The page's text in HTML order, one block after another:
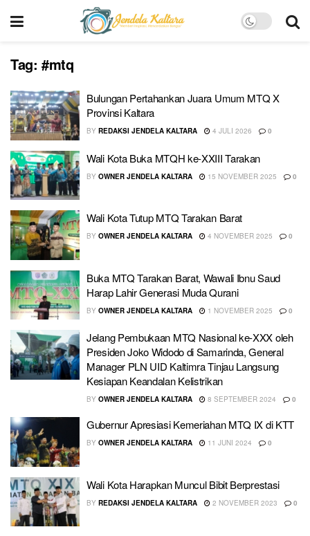
Tag: #mtq
Bulungan Pertahankan Juara Umum MTQ X
Provinsi Kaltara
BY REDAKSI JENDELA KALTARA 4 JULI 2026 0
Wali Kota Buka MTQH ke-XXIII Tarakan
BY OWNER JENDELA KALTARA 15 NOVEMBER 2025 0
Wali Kota Tutup MTQ Tarakan Barat
BY OWNER JENDELA KALTARA 4 NOVEMBER 2025 0
Buka MTQ Tarakan Barat, Wawali Ibnu Saud
Harap Lahir Generasi Muda Qurani
BY OWNER JENDELA KALTARA 1 NOVEMBER 2025 0
Jelang Pembukaan MTQ Nasional ke-XXX oleh
Presiden Joko Widodo di Samarinda, General
Manager PLN UID Kaltimra Tinjau Langsung
Kesiapan Keandalan Kelistrikan
BY OWNER JENDELA KALTARA 8 SEPTEMBER 2024 0
Gubernur Apresiasi Kemeriahan MTQ IX di KTT
BY OWNER JENDELA KALTARA 11 JUNI 2024 0
Wali Kota Harapkan Muncul Bibit Berprestasi
BY REDAKSI JENDELA KALTARA 2 NOVEMBER 2023 0